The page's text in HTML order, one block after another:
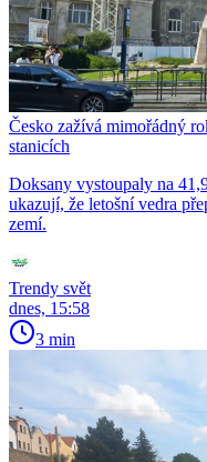
Česko zažívá mimořádný
stanicích
Doksany vystoupaly na
ukazují, že letošní vedra
zemí.
Trendy svět
dnes, 15:58
3 min